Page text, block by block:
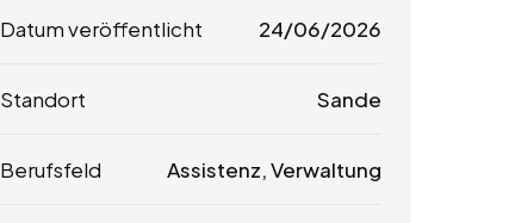
Datum veröffentlicht 24/06/2026
Standort Sande
Berufsfeld Assistenz, Verwaltung